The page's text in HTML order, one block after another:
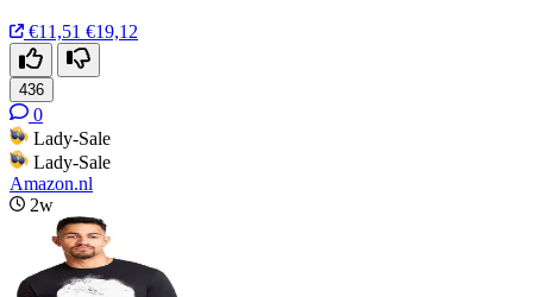
€11,51 €19,12
436
0
Lady-Sale
Lady-Sale
Amazon.nl
2w